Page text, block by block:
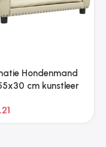
Hondenmand
cm kunstleer